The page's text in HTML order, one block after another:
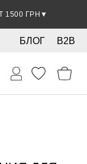
1500 ГРН ▼
B2B
БЛОГ